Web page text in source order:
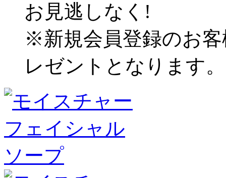
お見逃しなく!
※新規会員登録のお
レゼントとなります。